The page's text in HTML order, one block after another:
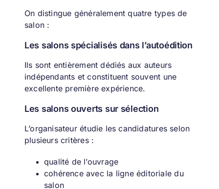
On distingue généralement quatre types de
salon :
Les salons spécialisés dans l’autoédition
Ils sont entièrement dédiés aux auteurs
indépendants et constituent souvent une
excellente première expérience.
Les salons ouverts sur sélection
L’organisateur étudie les candidatures selon
plusieurs critères :
qualité de l’ouvrage
cohérence avec la ligne éditoriale du
salon